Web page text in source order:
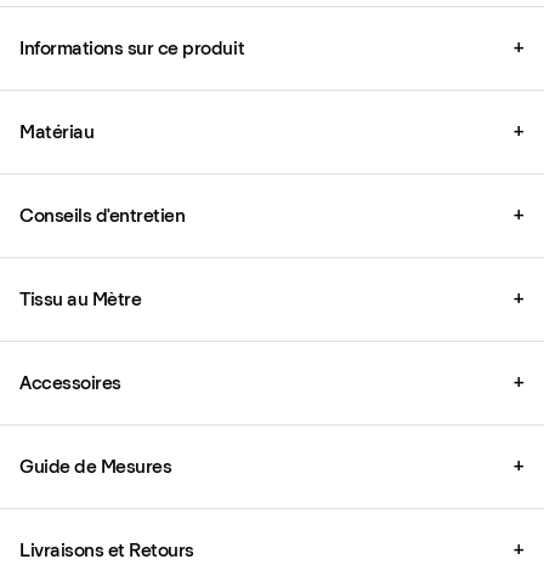
Informations sur ce produit +
Matériau +
Conseils d'entretien +
Tissu au Mètre +
Accessoires +
Guide de Mesures +
Livraisons et Retours +